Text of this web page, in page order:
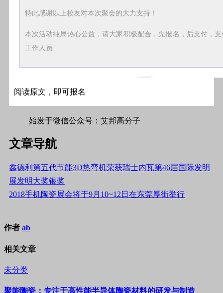
特此感谢以上校友对本次聚会的大力支持！
本次活动纯属热心公益，请大家积极配合，先报名，后支付，
工作人员
阅读原文，即可报名
始发于微信公众号：艾邦高分子
文章导航
鑫德利第五代节能3D热弯机荣获瑞士内瓦第46届国际发明
展发明大奖银奖
2018手机陶瓷展会将于9月10~12日在东莞厚街举行
作者 ab
相关文章
未分类
聚能陶瓷：专注于高性能半导体陶瓷材料的研发与制造